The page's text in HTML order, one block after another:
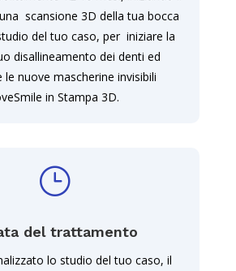
scansione 3D della tua bocca
del tuo caso, per iniziare la
disallineamento dei denti ed
le nuove mascherine invisibili
in Stampa 3D.
}
del trattamento
lo studio del tuo caso, il